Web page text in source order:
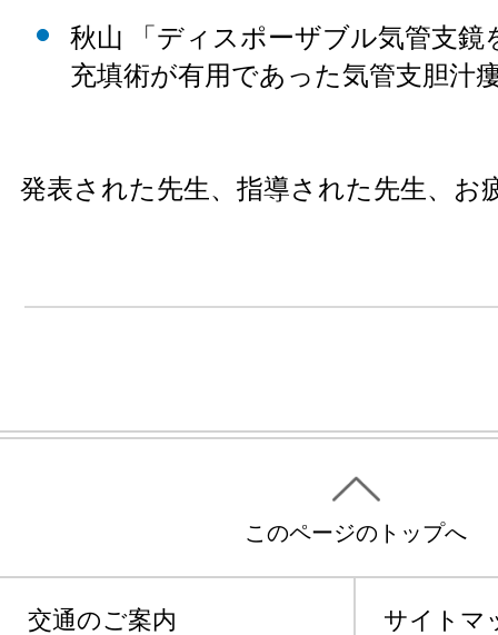
秋山 「ディスポーザブル気管支鏡
充填術が有用であった気管支胆汁
発表された先生、指導された先生、お
このページのトップへ
交通のご案内 サイトマ